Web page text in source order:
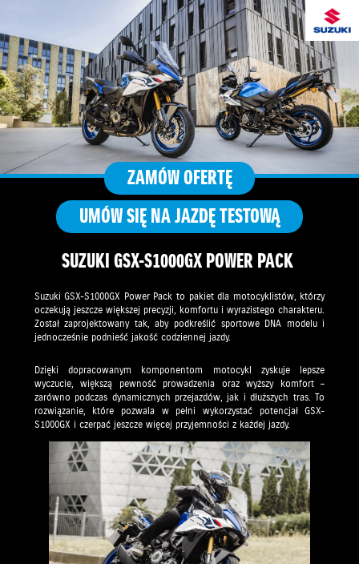
ZAMÓW OFERTĘ
UMÓW SIĘ NA JAZDĘ TESTOWĄ
SUZUKI GSX-S1000GX POWER PACK
Suzuki GSX-S1000GX Power Pack to pakiet dla motocyklistów, którzy
oczekują jeszcze większej precyzji, komfortu i wyrazistego charakteru.
Został zaprojektowany tak, aby podkreślić sportowe DNA modelu i
jednocześnie podnieść jakość codziennej jazdy.
Dzięki dopracowanym komponentom motocykl zyskuje lepsze
wyczucie, większą pewność prowadzenia oraz wyższy komfort –
zarówno podczas dynamicznych przejazdów, jak i dłuższych tras. To
rozwiązanie, które pozwala w pełni wykorzystać potencjał GSX-
S1000GX i czerpać jeszcze więcej przyjemności z każdej jazdy.